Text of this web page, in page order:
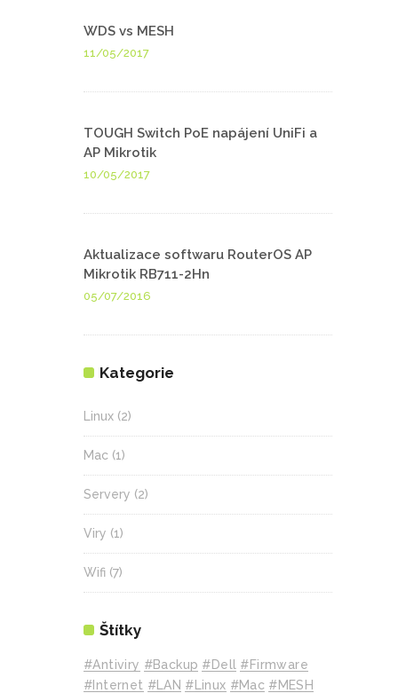
WDS vs MESH
11/05/2017
TOUGH Switch PoE napájení UniFi a
AP Mikrotik
10/05/2017
Aktualizace softwaru RouterOS AP
Mikrotik RB711-2Hn
05/07/2016
Kategorie
Linux (2)
Mac (1)
Servery (2)
Viry (1)
Wifi (7)
Štítky
#Antiviry #backup #Dell
#Firmware
#internet #LAN #Linux #mac #MESH